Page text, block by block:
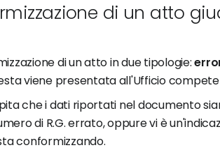
di un atto
di un atto in due tipologie:
viene presentata all'Ufficio
che i dati riportati nel documento
di R.G. errato, oppure vi è
conformizzando.